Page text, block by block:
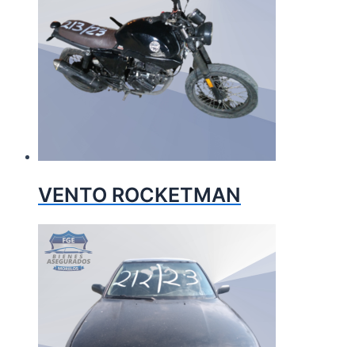
VENTO ROCKETMAN